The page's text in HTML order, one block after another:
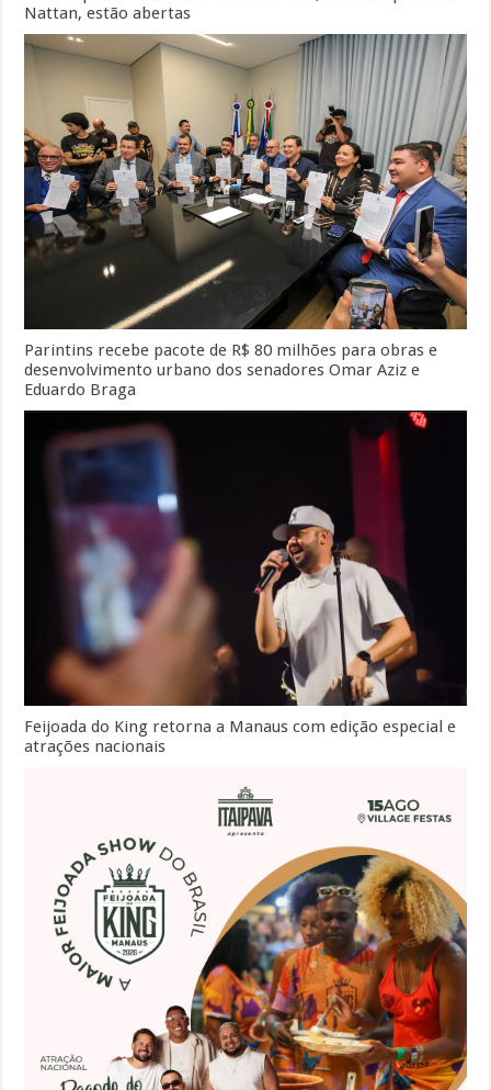
Nattan, estão abertas
Parintins recebe pacote de R$ 80 milhões para obras e
desenvolvimento urbano dos senadores Omar Aziz e
Eduardo Braga
Feijoada do King retorna a Manaus com edição especial e
atrações nacionais